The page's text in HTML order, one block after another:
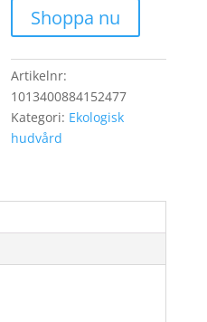
Shoppa nu
Artikelnr:
1013400884152477
Kategori: Ekologisk
hudvård